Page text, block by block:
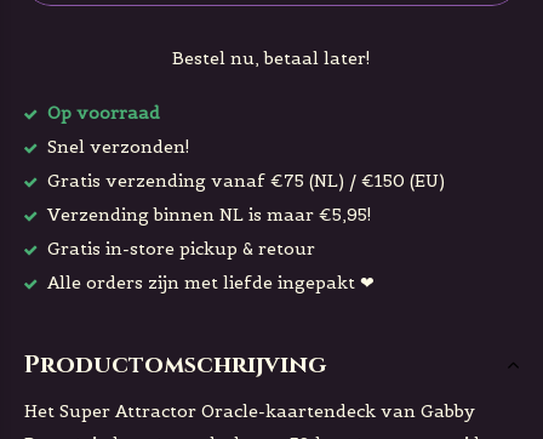
Bestel nu, betaal later!
Op voorraad
Snel verzonden!
Gratis verzending vanaf €75 (NL) / €150 (EU)
Verzending binnen NL is maar €5,95!
Gratis in-store pickup & retour
Alle orders zijn met liefde ingepakt ❤
Productomschrijving
Het Super Attractor Oracle-kaartendeck van Gabby